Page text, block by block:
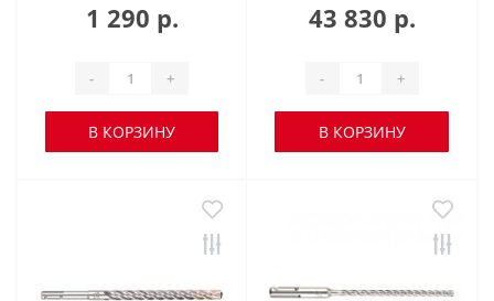
1 290 р.
- +
В КОРЗИНУ
43 830 р.
- +
В КОРЗИНУ